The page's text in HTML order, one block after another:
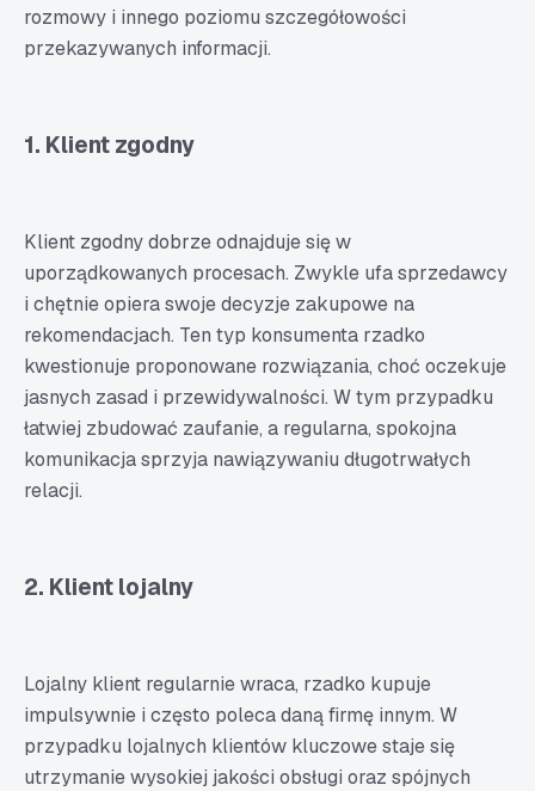
wpływ
S – Steady – klient stały
Lepsza obsługa klientów dzięki dogłębnemu zrozumieniu
rozmowy i innego poziomu szczegółowości
przekazywanych informacji.
1. Klient zgodny
Klient zgodny dobrze odnajduje się w
uporządkowanych procesach. Zwykle ufa sprzedawcy
i chętnie opiera swoje decyzje zakupowe na
rekomendacjach. Ten typ konsumenta rzadko
kwestionuje proponowane rozwiązania, choć oczekuje
jasnych zasad i przewidywalności. W tym przypadku
łatwiej zbudować zaufanie, a regularna, spokojna
komunikacja sprzyja nawiązywaniu długotrwałych
relacji.
2. Klient lojalny
Lojalny klient regularnie wraca, rzadko kupuje
impulsywnie i często poleca daną firmę innym. W
przypadku lojalnych klientów kluczowe staje się
utrzymanie wysokiej jakości obsługi oraz spójnych